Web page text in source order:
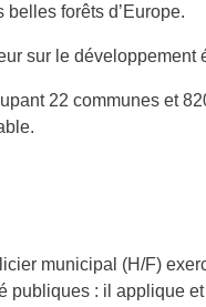
forêts d’Europe.
sur le développement
22 communes et
municipal (H/F)
: il applique